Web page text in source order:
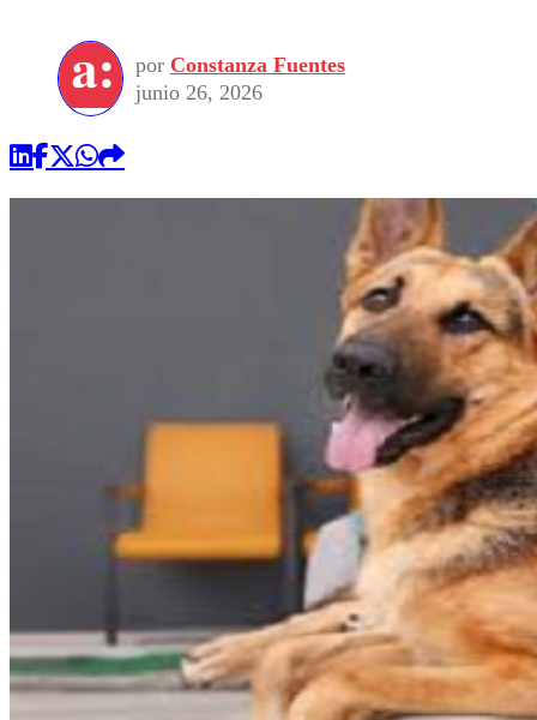
por Constanza Fuentes
junio 26, 2026